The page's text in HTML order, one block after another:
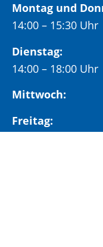
Montag und
14:00 – 15:30 Uhr
Dienstag:
14:00 – 18:00 Uhr
Mittwoch: